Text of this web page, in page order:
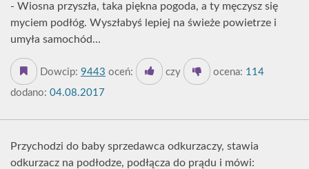
- Wiosna przyszła, taka piękna pogoda, a ty męczysz się
myciem podłóg. Wyszłabyś lepiej na świeże powietrze i
umyła samochód...
Dowcip: 9443 oceń: czy ocena: 114
dodano: 04.08.2017
Przychodzi do baby sprzedawca odkurzaczy, stawia
odkurzacz na podłodze, podłącza do prądu i mówi: